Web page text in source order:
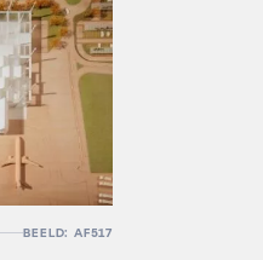
BEELD: AF517